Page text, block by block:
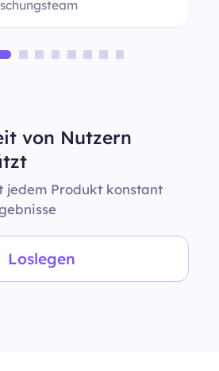
von Nutzern
jedem Produkt konstant
Loslegen